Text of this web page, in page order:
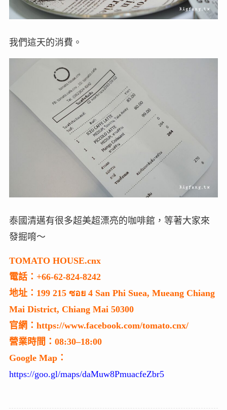
我們這天的消費。
泰國清邁有很多超美超漂亮的咖啡館，等著大家來
發掘唷～
TOMATO HOUSE.cnx
電話：+66-62-824-8242
地址：199 215 ซอย 4 San Phi Suea, Mueang Chiang
Mai District, Chiang Mai 50300
官網：https://www.facebook.com/tomato.cnx/
營業時間：08:30–18:00
Google Map：
https://goo.gl/maps/daMuw8PmuacfeZbr5